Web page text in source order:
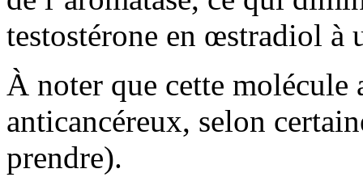
testostérone en œstradiol à
À noter que cette molécule
anticancéreux, selon
prendre).